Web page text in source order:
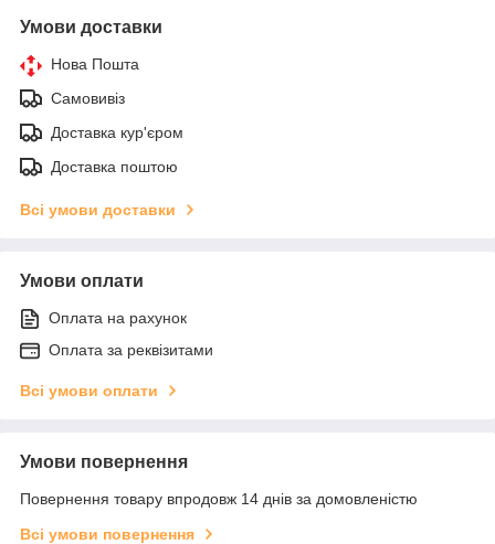
Умови доставки
Нова Пошта
Самовивіз
Доставка кур'єром
Доставка поштою
Всі умови доставки
Умови оплати
Оплата на рахунок
Оплата за реквізитами
Всі умови оплати
Умови повернення
Повернення товару впродовж 14 днів за домовленістю
Всі умови повернення